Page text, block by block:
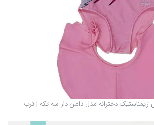
دخترانه مدل دامن دار سه تکه | ترب